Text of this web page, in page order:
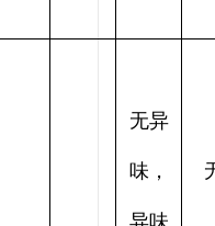
无异
味，